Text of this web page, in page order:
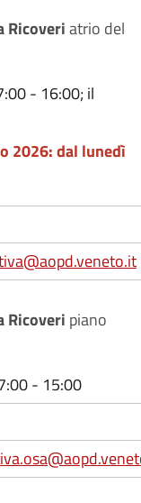
Ricoveriatrio del
- 16:00; il
2026:dal lunedì
Ricoveri piano
- 15:00